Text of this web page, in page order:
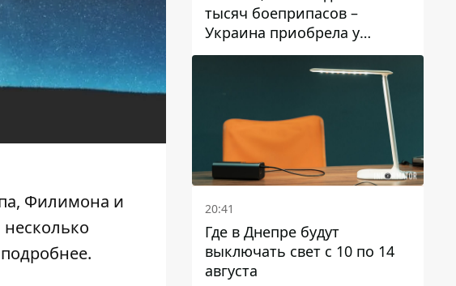
Филимона и
тысяч боеприпасов –
Украина приобрела у
Турции мощный пакет
20:41
Где в Днепре будут
выключать свет с 10 по 14
августа